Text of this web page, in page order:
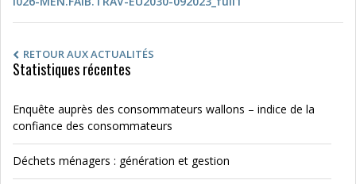
RETOUR AUX ACTUALITÉS
Statistiques récentes
Enquête auprès des consommateurs wallons – indice de la
confiance des consommateurs
Déchets ménagers : génération et gestion